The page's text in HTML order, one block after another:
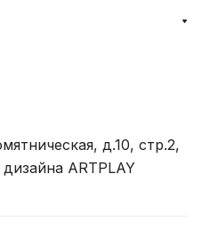
д.10, стр.2,
ARTPLAY